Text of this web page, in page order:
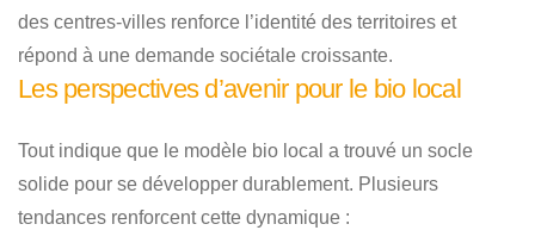
des centres-villes renforce l’identité des territoires et
répond à une demande sociétale croissante.
Les perspectives d’avenir pour le bio local
Tout indique que le modèle bio local a trouvé un socle
solide pour se développer durablement. Plusieurs
tendances renforcent cette dynamique :